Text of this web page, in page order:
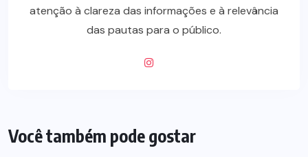
atenção à clareza das informações e à relevância
das pautas para o público.
Você também pode gostar